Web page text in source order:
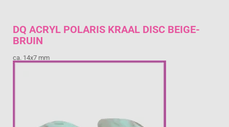
DQ ACRYL POLARIS KRAAL DISC BEIGE-
BRUIN
ca. 14x7 mm